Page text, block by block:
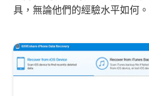
具，無論他們的經驗水平如何。